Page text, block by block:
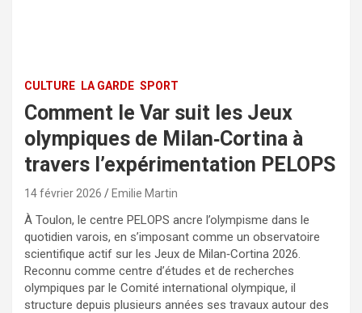
CULTURE LA GARDE SPORT
Comment le Var suit les Jeux
olympiques de Milan‑Cortina à
travers l’expérimentation PELOPS
14 février 2026 Emilie Martin
À Toulon, le centre PELOPS ancre l’olympisme dans le
quotidien varois, en s’imposant comme un observatoire
scientifique actif sur les Jeux de Milan‑Cortina 2026.
Reconnu comme centre d’études et de recherches
olympiques par le Comité international olympique, il
structure depuis plusieurs années ses travaux autour des